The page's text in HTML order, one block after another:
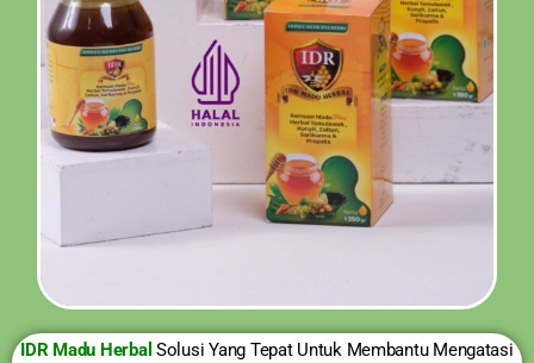
IDR Madu Herbal Solusi Yang Tepat Untuk Membantu Mengatasi